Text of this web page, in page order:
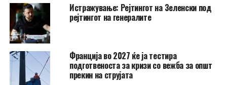
Истражување: Рејтингот на Зеленски под
рејтингот на генералите
Франција во 2027 ќе ја тестира
подготвеноста за кризи со вежба за општ
прекин на струјата